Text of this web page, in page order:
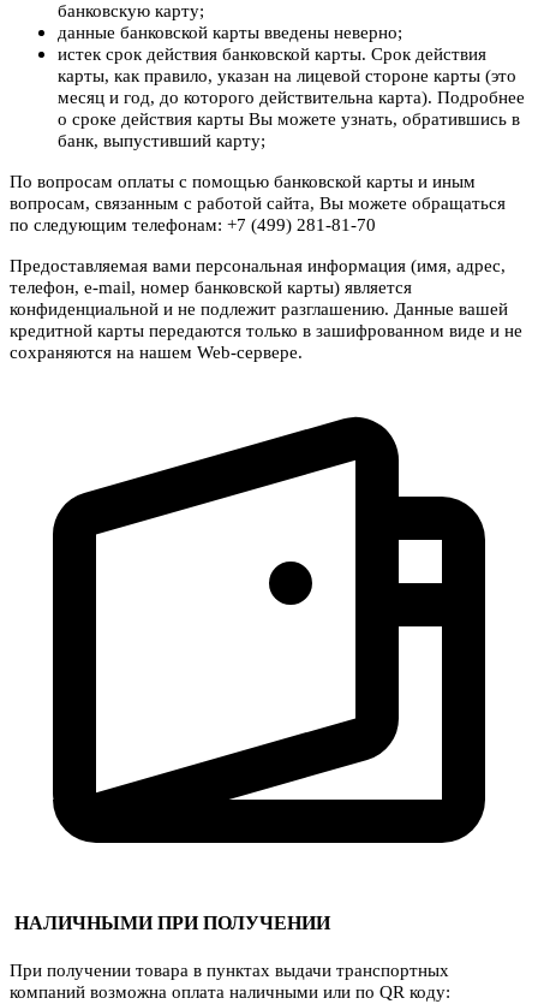
банковскую карту;
данные банковской карты введены неверно;
истек срок действия банковской карты. Срок действия
карты, как правило, указан на лицевой стороне карты (это
месяц и год, до которого действительна карта). Подробнее
о сроке действия карты Вы можете узнать, обратившись в
банк, выпустивший карту;
По вопросам оплаты с помощью банковской карты и иным
вопросам, связанным с работой сайта, Вы можете обращаться
по следующим телефонам: +7 (499) 281-81-70
Предоставляемая вами персональная информация (имя, адрес,
телефон, e-mail, номер банковской карты) является
конфиденциальной и не подлежит разглашению. Данные вашей
кредитной карты передаются только в зашифрованном виде и не
сохраняются на нашем Web-сервере.
НАЛИЧНЫМИ ПРИ ПОЛУЧЕНИИ
При получении товара в пунктах выдачи транспортных
компаний возможна оплата наличными или по QR коду: